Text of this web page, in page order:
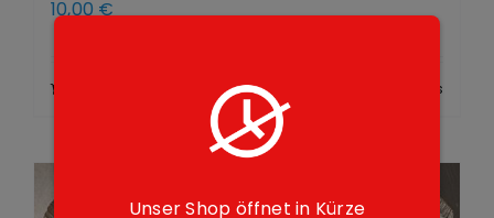
10,00€
Details
Unser Shop öffnet in Kürze